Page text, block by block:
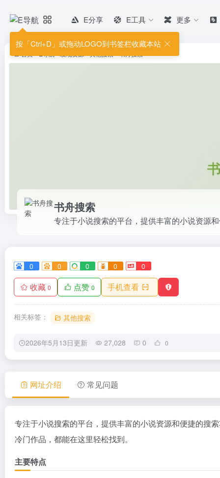
按「Ctrl+D」或拖动LOGO到书签栏收藏本站
E分享 E工具 更多
书舟搜索
0 0 0 0 0
收藏 0 点赞 0 手机查看
相关标签： 其他搜索
2026年5月13日更新 27,028 0 0
专注于小说搜索的平台，提供丰
户快速找到并阅读自己喜欢的小
网址介绍 常见问题
专注于小说搜索的平台，提供丰富的小说资源和便捷的搜
冷门作品，都能在这里轻松找到。
主要特点